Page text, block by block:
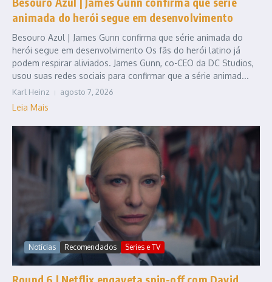
animada do herói segue em desenvolvimento
Besouro Azul | James Gunn confirma que série animada do
herói segue em desenvolvimento Os fãs do herói latino já
podem respirar aliviados. James Gunn, co-CEO da DC Studios,
usou suas redes sociais para confirmar que a série animad...
Karl Heinz agosto 7, 2026
Leia Mais
Notícias Recomendados Series e TV
Round 6 | Netflix engaveta spin-off com David